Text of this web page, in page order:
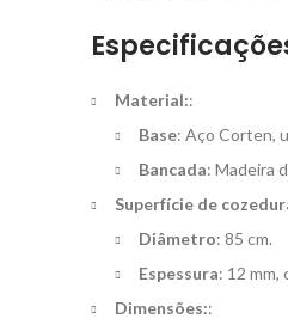
Material::
Base: Aço Corten,
Bancada: Madeira
Superfície de
Diâmetro: 85 cm.
Espessura: 12 mm,
Dimensões::